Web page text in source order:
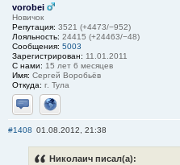
vorobei
Новичок
Репутация: 3521 (+4473/−952)
Лояльность: 24415 (+24463/−48)
Сообщения: 5003
Зарегистрирован: 11.01.2011
С нами: 15 лет 6 месяцев
Имя: Сергей Воробьёв
Откуда: г. Тула
Отправить личное сообщение
Сайт
#1408 01.08.2012, 21:38
Николаич писал(а):